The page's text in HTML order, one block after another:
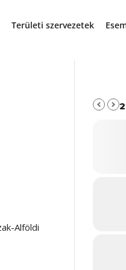
Területi szervezetek
Alföldi